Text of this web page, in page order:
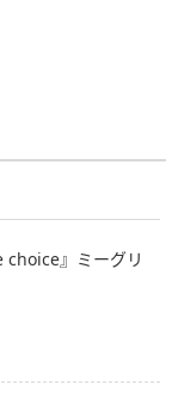
choice』ミーグリ